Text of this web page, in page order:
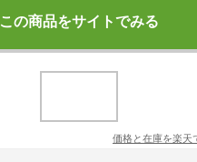
この商品をサイトでみる
価格と在庫を楽天